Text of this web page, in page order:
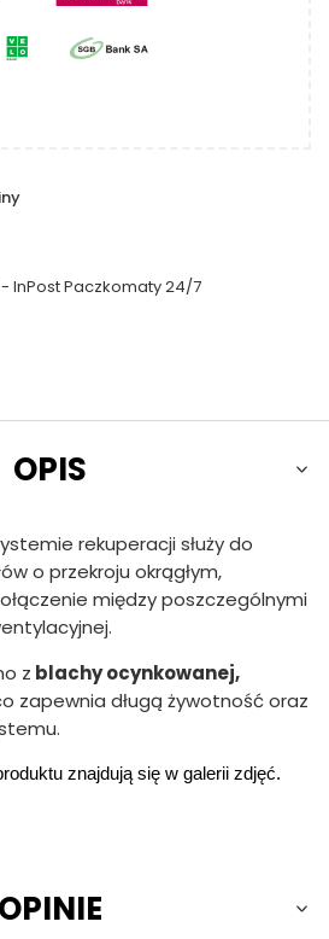
- InPost Paczkomaty 24/7
OPIS
rekuperacji służy do
o przekroju okrągłym,
między poszczególnymi
z blachy ocynkowanej,
zapewnia długą żywotność oraz
znajdują się w galerii zdjęć.
OPINIE